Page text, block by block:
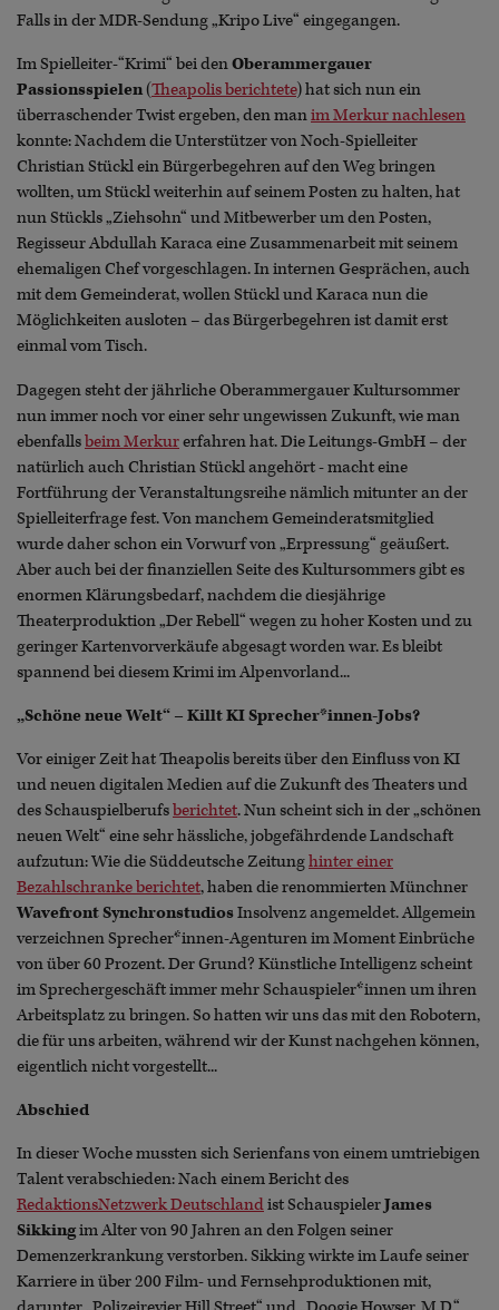
Falls in der MDR-Sendung „Kripo Live“ eingegangen.
Im Spielleiter-“Krimi“ bei denOberammergauer
Passionsspielen(Theapolis berichtete) hat sich nun ein
überraschender Twist ergeben, den manim Merkur nachlesen
konnte: Nachdem die Unterstützer von Noch-Spielleiter
Christian Stückl ein Bürgerbegehren auf den Weg bringen
wollten, um Stückl weiterhin auf seinem Posten zu halten, hat
nun Stückls „Ziehsohn“ und Mitbewerber um den Posten,
Regisseur Abdullah Karaca eine Zusammenarbeit mit seinem
ehemaligen Chef vorgeschlagen. In internen Gesprächen, auch
mit dem Gemeinderat, wollen Stückl und Karaca nun die
Möglichkeiten ausloten – das Bürgerbegehren ist damit erst
einmal vom Tisch.
Dagegen steht der jährliche Oberammergauer Kultursommer
nun immer noch vor einer sehr ungewissen Zukunft, wie man
ebenfallsbeim Merkurerfahren hat. Die Leitungs-GmbH – der
natürlich auch Christian Stückl angehört - macht eine
Fortführung der Veranstaltungsreihe nämlich mitunter an der
Spielleiterfrage fest. Von manchem Gemeinderatsmitglied
wurde daher schon ein Vorwurf von „Erpressung“ geäußert.
Aber auch bei der finanziellen Seite des Kultursommers gibt es
enormen Klärungsbedarf, nachdem die diesjährige
Theaterproduktion „Der Rebell“ wegen zu hoher Kosten und zu
geringer Kartenvorverkäufe abgesagt worden war. Es bleibt
spannend bei diesem Krimi im Alpenvorland...
„Schöne neue Welt“ – Killt KI Sprecher*innen-Jobs?
Vor einiger Zeit hat Theapolis bereits über den Einfluss von KI
und neuen digitalen Medien auf die Zukunft des Theaters und
des Schauspielberufsberichtet. Nun scheint sich in der „schönen
neuen Welt“ eine sehr hässliche, jobgefährdende Landschaft
aufzutun: Wie die Süddeutsche Zeitunghinter einer
Bezahlschranke berichtet, haben die renommierten Münchner
Wavefront SynchronstudiosInsolvenz angemeldet. Allgemein
verzeichnen Sprecher*innen-Agenturen im Moment Einbrüche
von über 60 Prozent. Der Grund? Künstliche Intelligenz scheint
im Sprechergeschäft immer mehr Schauspieler*innen um ihren
Arbeitsplatz zu bringen. So hatten wir uns das mit den Robotern,
die für uns arbeiten, während wir der Kunst nachgehen können,
eigentlich nicht vorgestellt...
Abschied
In dieser Woche mussten sich Serienfans von einem umtriebigen
Talent verabschieden: Nach einem Bericht des
RedaktionsNetzwerk Deutschlandist SchauspielerJames
Sikkingim Alter von 90 Jahren an den Folgen seiner
Demenzerkrankung verstorben. Sikking wirkte im Laufe seiner
Karriere in über 200 Film- und Fernsehproduktionen mit,